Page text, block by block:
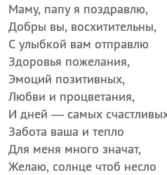
Маму, папу я поздравлю,
Добры вы, восхитительны,
С улыбкой вам отправлю
Здоровья пожелания,
Эмоций позитивных,
Любви и процветания,
И дней — самых
Забота ваша и тепло
Для меня много значат,
Желаю, солнце чтоб несло